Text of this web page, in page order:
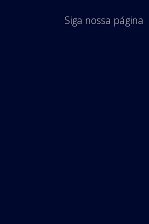
Siga nossa página